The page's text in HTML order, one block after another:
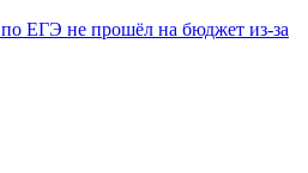
ЕГЭ не прошёл на бюджет из-за